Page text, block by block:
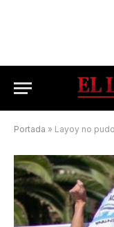
Portada » Layoy no pudo